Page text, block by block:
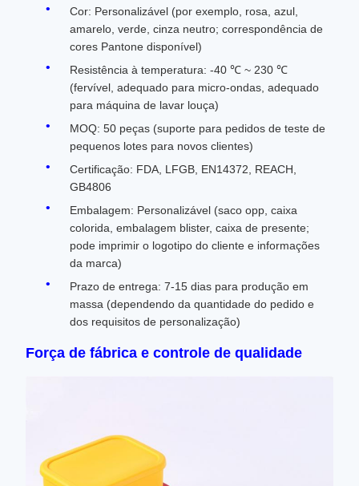
Cor: Personalizável (por exemplo, rosa, azul,
amarelo, verde, cinza neutro; correspondência de
cores Pantone disponível)
Resistência à temperatura: -40 ℃ ~ 230 ℃
(fervível, adequado para micro-ondas, adequado
para máquina de lavar louça)
MOQ: 50 peças (suporte para pedidos de teste de
pequenos lotes para novos clientes)
Certificação: FDA, LFGB, EN14372, REACH,
GB4806
Embalagem: Personalizável (saco opp, caixa
colorida, embalagem blister, caixa de presente;
pode imprimir o logotipo do cliente e informações
da marca)
Prazo de entrega: 7-15 dias para produção em
massa (dependendo da quantidade do pedido e
dos requisitos de personalização)
Força de fábrica e controle de qualidade